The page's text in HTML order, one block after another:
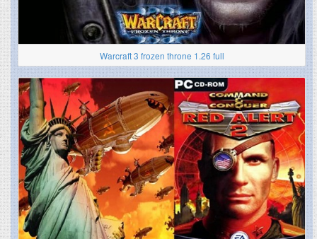
Warcraft 3 frozen throne 1.26 full